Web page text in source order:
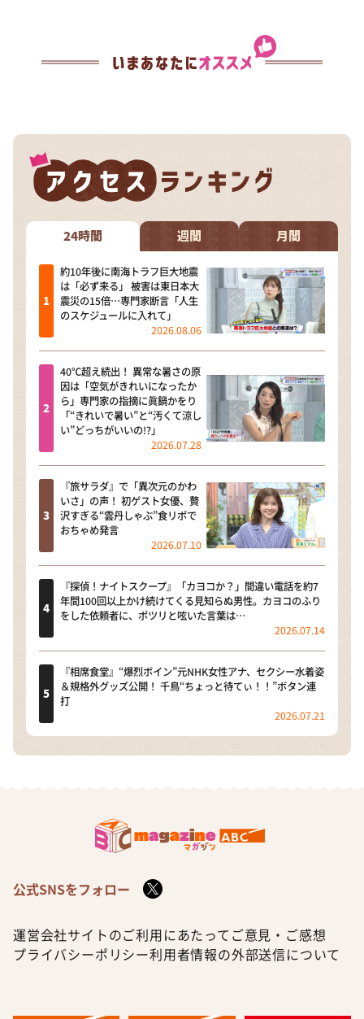
24時間 週間 月間
約10年後に南海トラフ巨大地震
は「必ず来る」 被害は東日本大
震災の15倍…専門家断言「人生
のスケジュールに入れて」
2026.08.06
40℃超え続出！ 異常な暑さの原
因は「空気がきれいになったか
ら」専門家の指摘に眞鍋かをり
「“きれいで暑い”と“汚くて涼し
い”どっちがいいの!?」
2026.07.28
『旅サラダ』で「異次元のかわ
いさ」の声！ 初ゲスト女優、贅
沢すぎる“雲丹しゃぶ”食リポで
おちゃめ発言
2026.07.10
『探偵！ナイトスクープ』「カヨコか？」間違い電話を約7
年間100回以上かけ続けてくる見知らぬ男性。カヨコのふり
をした依頼者に、ポツリと呟いた言葉は…
2026.07.14
『相席食堂』“爆烈ボイン”元NHK女性アナ、セクシー水着姿
＆規格外グッズ公開！ 千鳥“ちょっと待てぃ！！”ボタン連
打
2026.07.21
公式SNSをフォロー
運営会社サイトのご利用にあたって ご意見・ご感想
プライバシーポリシー利用者情報の外部送信について